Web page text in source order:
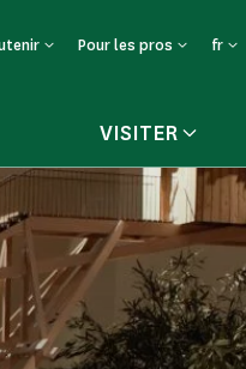
Pour les pros fr
VISITER